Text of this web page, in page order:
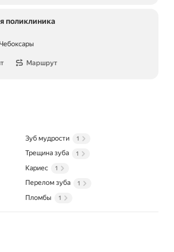
поликлиника
Маршрут
Зуб мудрости 1
Трещина зуба 1
Кариес 1
Перелом зуба 1
Пломбы 1